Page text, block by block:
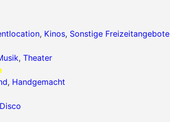
, Kinos, Sonstige Freizeitangebote
, Theater
, Handgemacht